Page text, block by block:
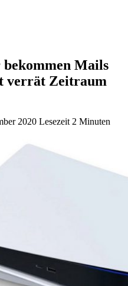
Mails
verrät Zeitraum
2020 Lesezeit 2 Minuten